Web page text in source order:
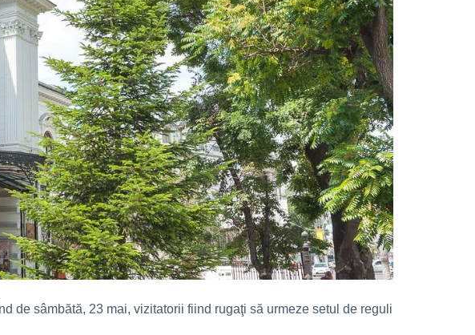
de sâmbătă, 23 mai, vizitatorii fiind rugaţi să urmeze setul de reguli